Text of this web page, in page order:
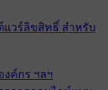
ค์กร ฯลฯ